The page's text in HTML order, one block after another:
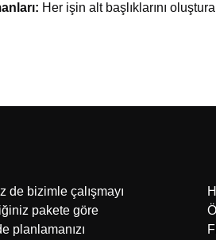
Her işin alt başlıklarını
de bizimle çalışmayı
pakete göre
planlamanızı